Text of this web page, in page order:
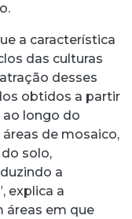
a característica
das culturas
desses
obtidos a partir
longo do
de mosaico,
solo,
a
explica a
áreas em que